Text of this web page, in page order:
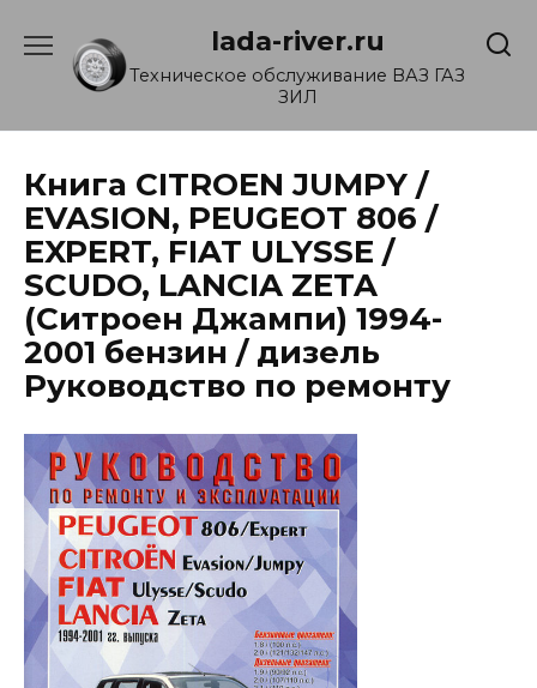
содержанию
lada-river.ru
Техническое обслуживание ВАЗ ГАЗ
ЗИЛ
Книга CITROEN JUMPY /
EVASION, PEUGEOT 806 /
EXPERT, FIAT ULYSSE /
SCUDO, LANCIA ZETA
(Ситроен Джампи) 1994-
2001 бензин / дизель
Руководство по ремонту